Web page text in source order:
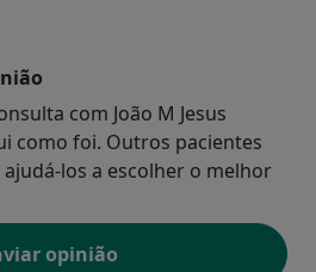
com João M Jesus
como foi. Outros pacientes
los a escolher o melhor
opinião